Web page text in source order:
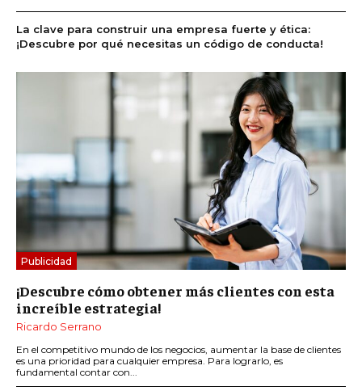
La clave para construir una empresa fuerte y ética:
¡Descubre por qué necesitas un código de conducta!
Publicidad
¡Descubre cómo obtener más clientes con esta
increíble estrategia!
Ricardo Serrano
En el competitivo mundo de los negocios, aumentar la base de clientes
es una prioridad para cualquier empresa. Para lograrlo, es
fundamental contar con...